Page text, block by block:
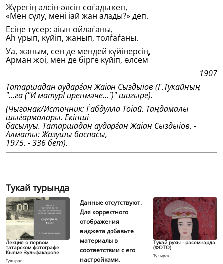
Жүрегiң әлсiн-әлсiн соѓады кеп,
«Мен сұлу, менi іай жан алады?» деп.
Есiңе түсер: аіын ойлаѓаны,
Аһ ұрып, күйiп, жанып, толѓаѓаны.
Уа, жаным, сен де мендей күйiнерсiң,
Арман жоі, мен де бiрге күйiп, өлсем
1907
Татаршадан аударѓан Жаіан Сыздыіов (Г.Тукайның
"...га ("И матур! иренмәче...")" шигыре).
(Чыганак/Источник: Ѓабдулла Тоіай. Таңдамалы
шыѓармалары. Екiншi
басылуы. Татаршадан аударѓан Жаіан Сыздыіов. -
Алматы: Жазушы баспасы,
1975. - 336 бет).
Тукай турында
Лекция о первом
татарском фотографе
Кыяме Зульфакарове
Тулырак
Данные отсутствуют.
Для корректного
отображения
виджета добавьте
материалы в
соответствии с его
настройками.
Тукай рухы - рәсемнәрдә
(ФОТО)
Тулырак